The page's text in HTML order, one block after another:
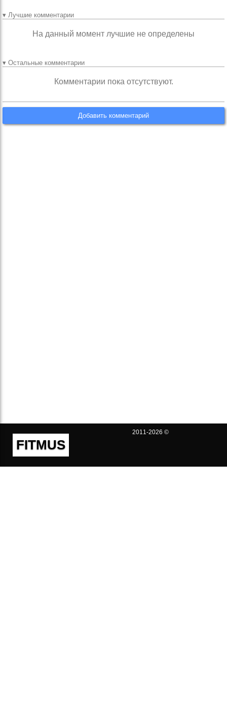
▾ Лучшие комментарии
На данный момент лучшие не определены
▾ Остальные комментарии
Комментарии пока отсутствуют.
Добавить комментарий
FITMUS
2011-2026 ©